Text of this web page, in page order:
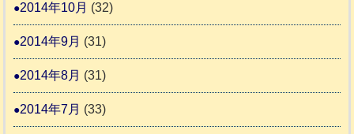
2014年10月 (32)
2014年9月 (31)
2014年8月 (31)
2014年7月 (33)